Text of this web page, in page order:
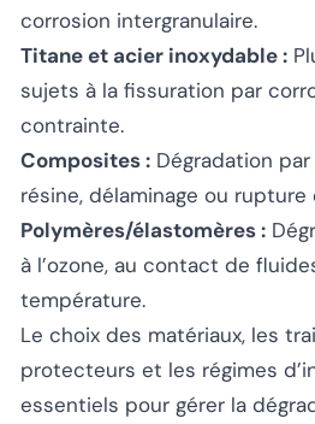
corrosion intergranulaire.
Titane et acier inoxydable :
sujets à la fissuration par
contrainte.
Composites : Dégradation
résine, délaminage ou rupture
Polymères/élastomères :
à l’ozone, au contact de
température.
Le choix des matériaux, les
protecteurs et les régimes
essentiels pour gérer la